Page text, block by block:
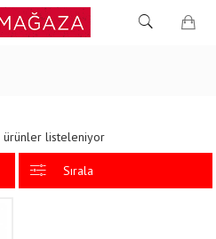
ürünler listeleniyor
Sırala